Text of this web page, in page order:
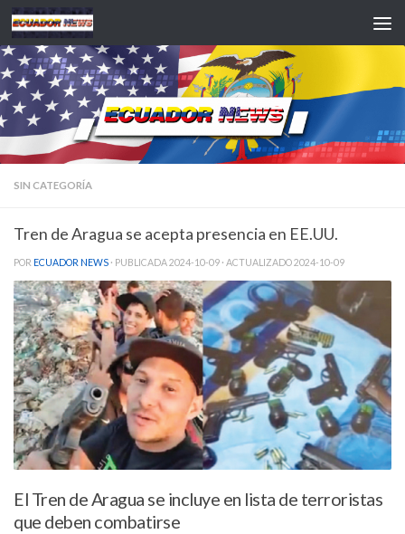
Saltar al contenido
SIN CATEGORÍA
Tren de Aragua se acepta presencia en EE.UU.
POR ECUADOR NEWS · PUBLICADA2024-10-09 · ACTUALIZADO2024-10-09
El Tren de Aragua se incluye en lista de terroristas
que deben combatirse